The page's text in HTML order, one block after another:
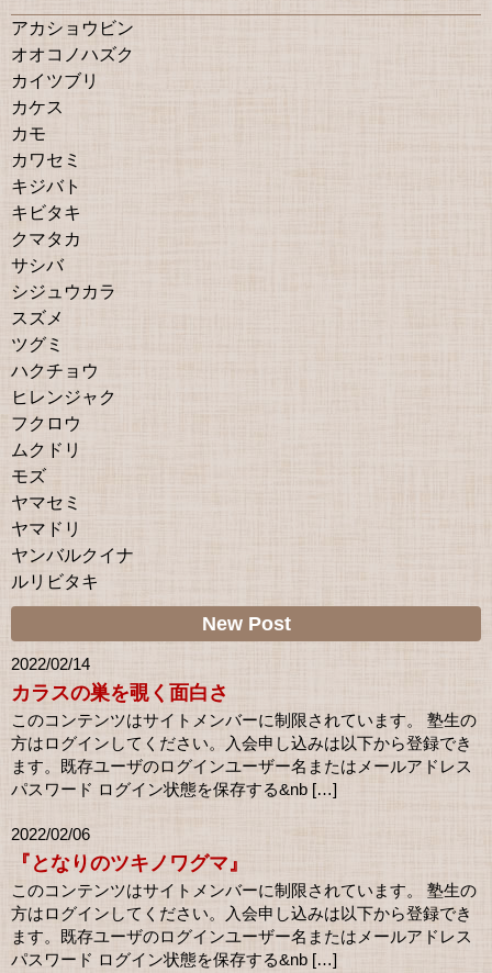
アカショウビン
オオコノハズク
カイツブリ
カケス
カモ
カワセミ
キジバト
キビタキ
クマタカ
サシバ
シジュウカラ
スズメ
ツグミ
ハクチョウ
ヒレンジャク
フクロウ
ムクドリ
モズ
ヤマセミ
ヤマドリ
ヤンバルクイナ
ルリビタキ
New Post
2022/02/14
カラスの巣を覗く面白さ
このコンテンツはサイトメンバーに制限されています。 塾生の
方はログインしてください。入会申し込みは以下から登録でき
ます。既存ユーザのログインユーザー名またはメールアドレス
パスワード ログイン状態を保存する&nb […]
2022/02/06
『となりのツキノワグマ』
このコンテンツはサイトメンバーに制限されています。 塾生の
方はログインしてください。入会申し込みは以下から登録でき
ます。既存ユーザのログインユーザー名またはメールアドレス
パスワード ログイン状態を保存する&nb […]